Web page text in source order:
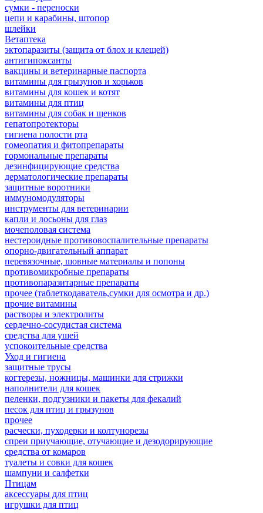
сумки - переноски
цепи и карабины, штопор
шлейки
Ветаптека
эктопаразиты (защита от блох и клещей)
антигипоксанты
вакцины и ветеринарные паспорта
витамины для грызунов и хорьков
витамины для кошек и котят
витамины для птиц
витамины для собак и щенков
гепатопротекторы
гигиена полости рта
гомеопатия и фитопрепараты
гормональные препараты
дезинфицирующие средства
дерматологические препараты
защитные воротники
иммуномодуляторы
инструменты для ветеринарии
капли и лосьоны для глаз
мочеполовая система
нестероидные противовоспалительные препараты
опорно-двигательный аппарат
перевязочные, шовные материалы и попоны
противомикробные препараты
противопаразитарные препараты
прочее (таблеткодаватель,сумки для осмотра и др.)
прочие витамины
растворы и электролиты
сердечно-сосудистая система
средства для ушей
успокоительные средства
Уход и гигиена
защитные трусы
когтерезы, ножницы, машинки для стрижки
наполнители для кошек
пеленки, подгузники и пакеты для фекалий
песок для птиц и грызунов
прочее
расчески, пуходерки и колтунорезы
спреи приучающие, отучающие и дезодорирующие
средства от комаров
туалеты и совки для кошек
шампуни и салфетки
Птицам
аксессуары для птиц
игрушки для птиц